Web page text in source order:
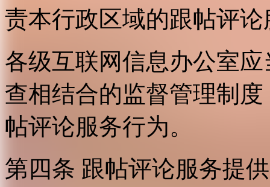
责本行政区域的跟帖评
各级互联网信息办公室
查相结合的监督管理制
帖评论服务行为。
第四条 跟帖评论服务提